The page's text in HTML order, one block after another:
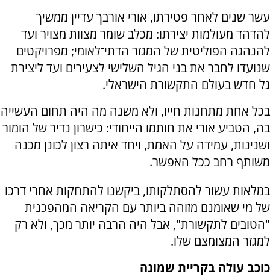
עשר שנים לאחר פטירתו, אורי אורבך עדיין ממשיך
להדהד מעולמות יצירתו: מכלב שומר מצוות מצויר ועד
להנהגה הפוליטית של המגזר הדתי־לאומי; מפרויקטים
שנועדו לחבר את בני הגיל השלישי לצעירים ועד ליצירת
גל חדש בעולם התקשורת הישראלי.
בכל אחת מתחנות חייו, ולא משנה מה היה תחום העשייה
בה, הטביע אורי את חותמו הייחודי: כישרון נדיר של הומור
ושנינות, עמידה על האמת, ויחד איתה רצון לכונן מכנה
משותף רחב ככל האפשר.
במלאות עשור להסתלקותו, ביקשנו להתחקות אחרי דרכו
של מי שאומנם מזוהה ביותר עם הקריאה המהפכנית
"הטובים לתקשורת", אבל היה הרבה יותר מכך, ולא רק
למגזר המצומצם שלו.
כוכב עולה בקריית שמונה